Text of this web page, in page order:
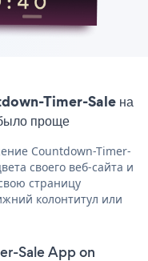
Timer-Sale на
проще
Countdown-Timer-
своего веб-сайта и
страницу
колонтитул или
Sale App on